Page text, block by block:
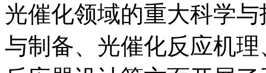
光催化领域的重大科学
与制备、光催化反应机